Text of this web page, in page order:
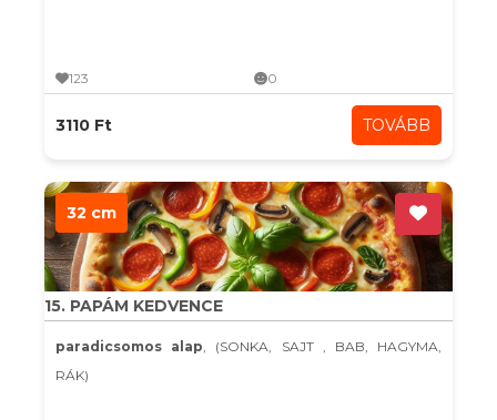
123 0
3110 Ft TOVÁBB
32 cm
15. PAPÁM KEDVENCE
paradicsomos alap, (SONKA, SAJT , BAB, HAGYMA,
RÁK)